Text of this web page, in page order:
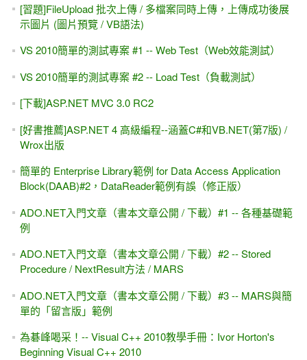
[習題]FileUpload 批次上傳 / 多檔案同時上傳，上傳成功後展
示圖片 (圖片預覽 / VB語法)
VS 2010簡單的測試專案 #1 -- Web Test（Web效能測試）
VS 2010簡單的測試專案 #2 -- Load Test（負載測試）
[下載]ASP.NET MVC 3.0 RC2
[好書推薦]ASP.NET 4 高級編程--涵蓋C#和VB.NET(第7版) /
Wrox出版
簡單的 Enterprise Library範例 for Data Access Application
Block(DAAB)#2，DataReader範例有誤（修正版）
ADO.NET入門文章（書本文章公開 / 下載）#1 -- 各種基礎範
例
ADO.NET入門文章（書本文章公開 / 下載）#2 -- Stored
Procedure / NextResult方法 / MARS
ADO.NET入門文章（書本文章公開 / 下載）#3 -- MARS與簡
單的「留言版」範例
為碁峰喝采！-- Visual C++ 2010教學手冊：Ivor Horton's
Beginning Visual C++ 2010